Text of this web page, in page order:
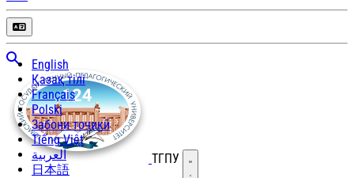
English
Қазақ тілі
Français
Polski
Забони тоҷикӣ
Tiếng Việt
العربية
日本語
ТГПУ Открыть меню